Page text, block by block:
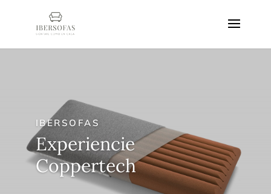
IBERSOFAS
Experiencie
Coppertech